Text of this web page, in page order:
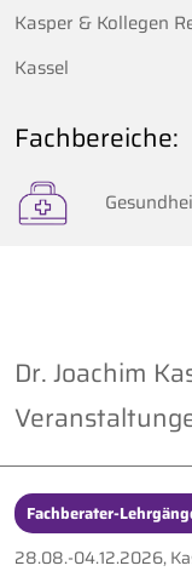
Kasper & Kollegen
Kassel
Fachbereiche:
Dr. Joachim
Fachberater-
28.08.-04.12.2026,